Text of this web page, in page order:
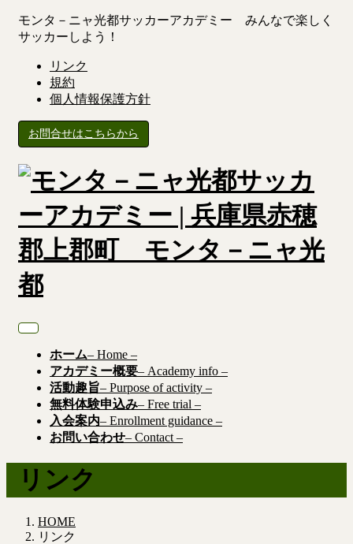
モンタ－ニャ光都サッカーアカデミー みんなで楽しく
サッカーしよう！
リンク
規約
個人情報保護方針
お問合せはこちらから
ホーム– Home –
アカデミー概要– Academy info –
活動趣旨– Purpose of activity –
無料体験申込み– Free trial –
入会案内– Enrollment guidance –
お問い合わせ– Contact –
リンク
HOME
リンク